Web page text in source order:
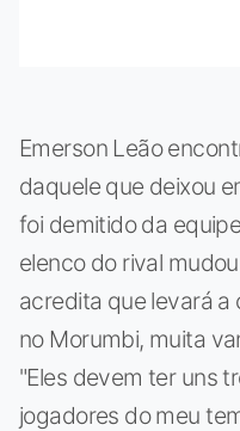
Emerson Leão
daquele que deixou
foi demitido da
elenco do rival
acredita que levará
no Morumbi, muita
"Eles devem ter uns
jogadores do meu